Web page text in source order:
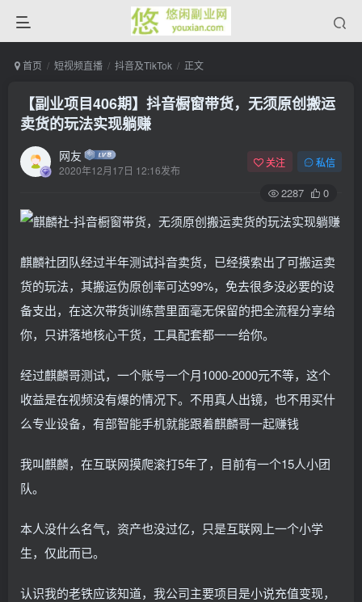
首页 短视频直播 抖音及TikTok 正文
【副业项目406期】抖音橱窗带货，无须原创搬运
卖货的玩法实现躺赚
网友
2020年12月17日 12:16发布
关注 私信
2287 0
麒麟社团队经过半年测试抖音卖货，已经摸索出了可搬运卖
货的玩法，其搬运伪原创率可达99%，免去很多没必要的设
备支出，在这次带货训练营里面毫无保留的把全流程分享给
你，只讲落地核心干货，工具配套都一一给你。
经过麒麟哥测试，一个账号一个月1000-2000元不等，这个
收益是在视频没有爆的情况下。不用真人出镜，也不用买什
么专业设备，有部智能手机就能跟着麒麟哥一起赚钱
我叫麒麟，在互联网摸爬滚打5年了，目前有一个15人小团
队。
本人没什么名气，资产也没过亿，只是互联网上一个小学
生，仅此而已。
认识我的老铁应该知道，我公司主要项目是小说充值变现，